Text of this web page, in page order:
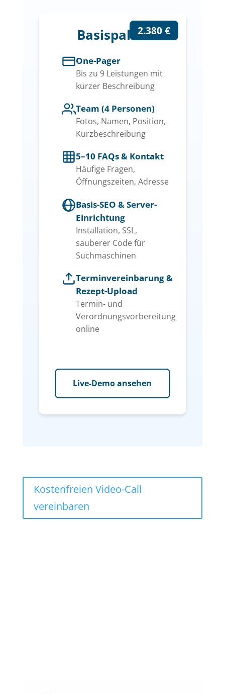
2.380 €
Basispaket
One-Pager
Bis zu 9 Leistungen mit
kurzer Beschreibung
Team (4 Personen)
Fotos, Namen, Position,
Kurzbeschreibung
5–10 FAQs & Kontakt
Häufige Fragen,
Öffnungszeiten, Adresse
Basis-SEO & Server-
Einrichtung
Installation, SSL,
sauberer Code für
Suchmaschinen
Terminvereinbarung &
Rezept-Upload
Termin- und
Verordnungsvorbereitung
online
Live-Demo ansehen
Kostenfreien Video-Call
vereinbaren